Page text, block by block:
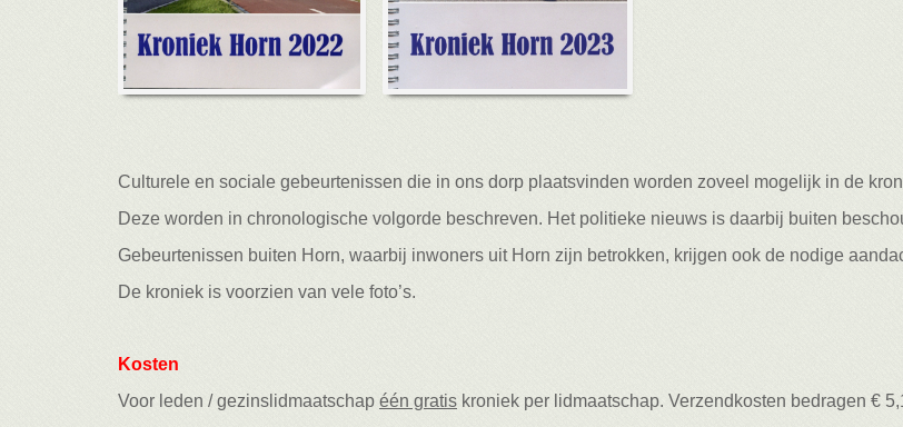
Culturele en sociale gebeurtenissen die in ons dorp plaatsvinden worden zoveel mogelijk in de
Deze worden in chronologische volgorde beschreven. Het politieke nieuws is daarbij buiten
Gebeurtenissen buiten Horn, waarbij inwoners uit Horn zijn betrokken, krijgen ook de nodige
De kroniek is voorzien van vele foto’s.
Kosten
Voor leden / gezinslidmaatschap één gratis kroniek per lidmaatschap. Verzendkosten bedragen €